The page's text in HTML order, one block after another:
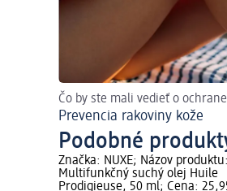
Čo by ste mali vedieť o
Prevencia rakoviny kože
Podobné
Značka: NUXE; Názov produktu:
Multifunkčný suchý olej Huile
Prodigieuse, 50 ml; Cena: